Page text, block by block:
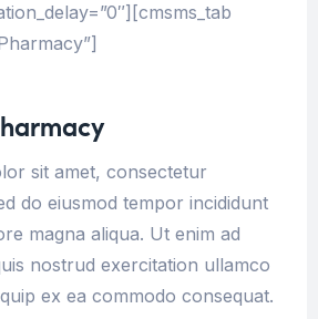
sit amet, consectetur
do eiusmod tempor incididunt
magna aliqua. Ut enim ad
nostrud exercitation ullamco
ex ea commodo consequat.